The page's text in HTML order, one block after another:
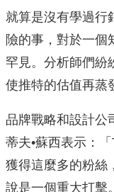
就算是沒有學過行
險的事，對於一個
罕見。分析師們紛
使推特的估值再蒸
品牌戰略和設計公
蒂夫•蘇西表示：
獲得這麼多的粉絲
說是一個重大打擊